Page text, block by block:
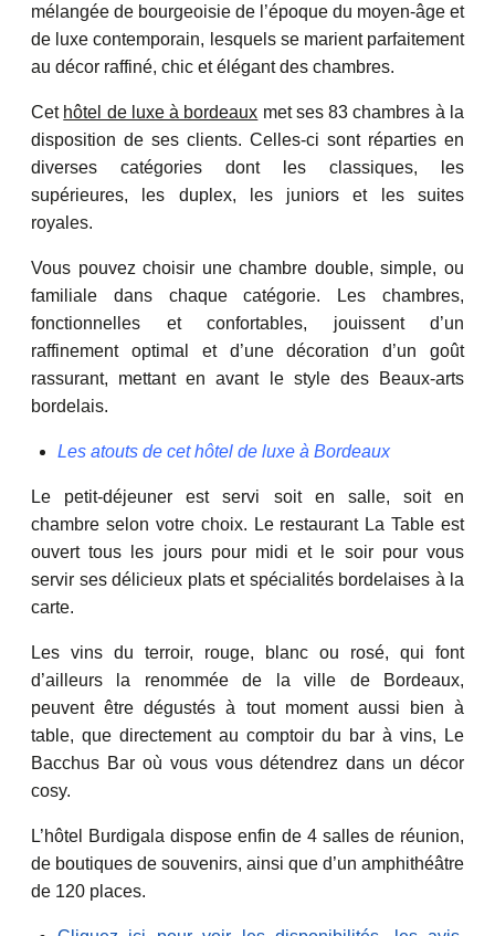
mélangée de bourgeoisie de l’époque du moyen-âge et
de luxe contemporain, lesquels se marient parfaitement
au décor raffiné, chic et élégant des chambres.
Cet hôtel de luxe à bordeaux met ses 83 chambres à la
disposition de ses clients. Celles-ci sont réparties en
diverses catégories dont les classiques, les
supérieures, les duplex, les juniors et les suites
royales.
Vous pouvez choisir une chambre double, simple, ou
familiale dans chaque catégorie. Les chambres,
fonctionnelles et confortables, jouissent d’un
raffinement optimal et d’une décoration d’un goût
rassurant, mettant en avant le style des Beaux-arts
bordelais.
Les atouts de cet hôtel de luxe à Bordeaux
Le petit-déjeuner est servi soit en salle, soit en
chambre selon votre choix. Le restaurant La Table est
ouvert tous les jours pour midi et le soir pour vous
servir ses délicieux plats et spécialités bordelaises à la
carte.
Les vins du terroir, rouge, blanc ou rosé, qui font
d’ailleurs la renommée de la ville de Bordeaux,
peuvent être dégustés à tout moment aussi bien à
table, que directement au comptoir du bar à vins, Le
Bacchus Bar où vous vous détendrez dans un décor
cosy.
L’hôtel Burdigala dispose enfin de 4 salles de réunion,
de boutiques de souvenirs, ainsi que d’un amphithéâtre
de 120 places.